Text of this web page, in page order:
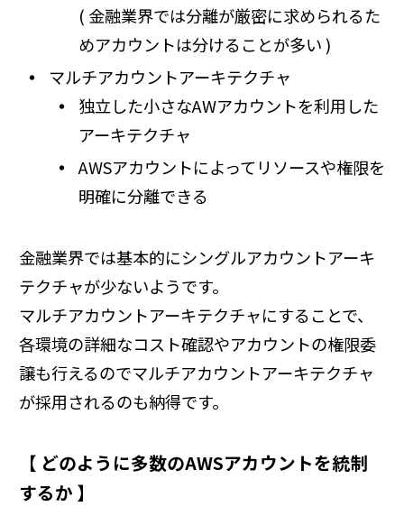
( 金融業界では分離が厳密に求められるた
めアカウントは分けることが多い )
マルチアカウントアーキテクチャ
独立した小さなAWアカウントを利用した
アーキテクチャ
AWSアカウントによってリソースや権限を
明確に分離できる
金融業界では基本的にシングルアカウントアーキ
テクチャが少ないようです。
マルチアカウントアーキテクチャにすることで、
各環境の詳細なコスト確認やアカウントの権限委
譲も行えるのでマルチアカウントアーキテクチャ
が採用されるのも納得です。
【 どのように多数のAWSアカウントを統制
するか 】